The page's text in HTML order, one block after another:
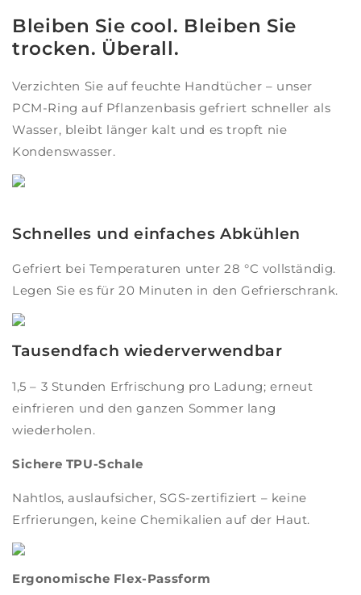
Bleiben Sie cool. Bleiben Sie
trocken. Überall.
Verzichten Sie auf feuchte Handtücher – unser
PCM-Ring auf Pflanzenbasis gefriert schneller als
Wasser, bleibt länger kalt und es tropft nie
Kondenswasser.
Schnelles und einfaches Abkühlen
Gefriert bei Temperaturen unter 28 °C vollständig.
Legen Sie es für 20 Minuten in den Gefrierschrank.
Tausendfach wiederverwendbar
1,5 – 3 Stunden Erfrischung pro Ladung; erneut
einfrieren und den ganzen Sommer lang
wiederholen.
Sichere TPU-Schale
Nahtlos, auslaufsicher, SGS-zertifiziert – keine
Erfrierungen, keine Chemikalien auf der Haut.
Ergonomische Flex-Passform